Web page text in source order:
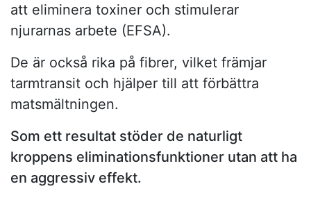
att eliminera toxiner och stimulerar
njurarnas arbete (EFSA).
De är också rika på fibrer, vilket främjar
tarmtransit och hjälper till att förbättra
matsmältningen.
Som ett resultat stöder de naturligt
kroppens eliminationsfunktioner utan att ha
en aggressiv effekt.